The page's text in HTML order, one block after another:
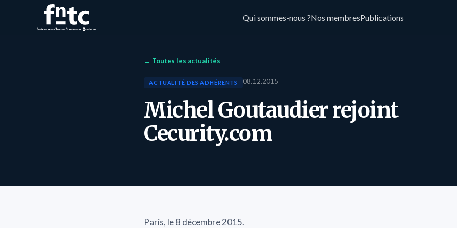
Qui sommes-nous ?Nos membresPublications
← Toutes les actualités
ACTUALITÉ DES ADHÉRENTS 08.12.2015
Michel Goutaudier rejoint
Cecurity.com
Paris, le 8 décembre 2015.